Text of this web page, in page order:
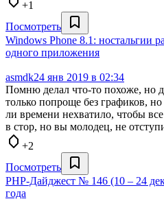
+1
Посмотреть
Windows Phone 8.1: ностальгии
одного приложения
asmdk24 янв 2019 в 02:34
Помню делал что-то похоже, но
только попроще без графиков,
ли времени нехватило, чтобы
в стор, но вы молодец, не
+2
Посмотреть
PHP-Дайджест № 146 (10 – 24
года